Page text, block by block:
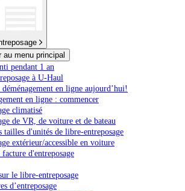
au menu principal
pendant 1 an
à U-Haul
en ligne aujourd’hui!
en ligne : commencer
climatisé
de VR, de voiture et de bateau
tailles d'unités de libre-entreposage
extérieur/accessible en voiture
d'entreposage
le libre-entreposage
d’entreposage